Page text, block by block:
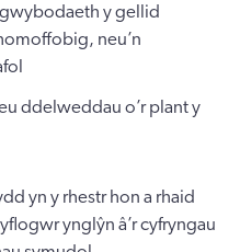
y gellid
neu’n
ddelweddau o’r plant y
yn y rhestr hon a rhaid
ynglŷn â’r cyfryngau